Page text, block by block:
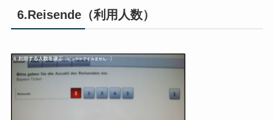
6.Reisende（利用人数）